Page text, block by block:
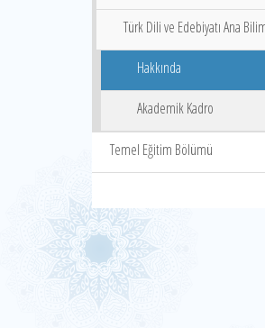
Türk Dili ve Edebiyatı Ana
Hakkında
Akademik Kadro
Temel Eğitim Bölümü